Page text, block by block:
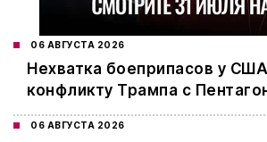
06 АВГУСТА 2026
Нехватка боеприпасов у
конфликту Трампа с
06 АВГУСТА 2026